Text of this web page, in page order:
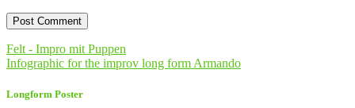
Felt - Impro mit Puppen
Infographic for the improv long form Armando
Longform Poster